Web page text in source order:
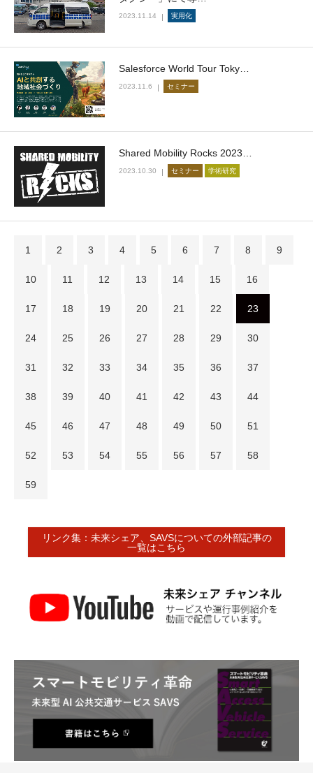
2023.11.14 実用化
Salesforce World Tour Toky…
2023.11.6 セミナー
Shared Mobility Rocks 2023…
2023.10.30 セミナー 学術研究
1 2 3 4 5 6 7 8 9
10 11 12 13 14 15 16
17 18 19 20 21 22 23
24 25 26 27 28 29 30
31 32 33 34 35 36 37
38 39 40 41 42 43 44
45 46 47 48 49 50 51
52 53 54 55 56 57 58
59
リンク集：未来シェア、SAVSについての外部記事の
一覧はこちら